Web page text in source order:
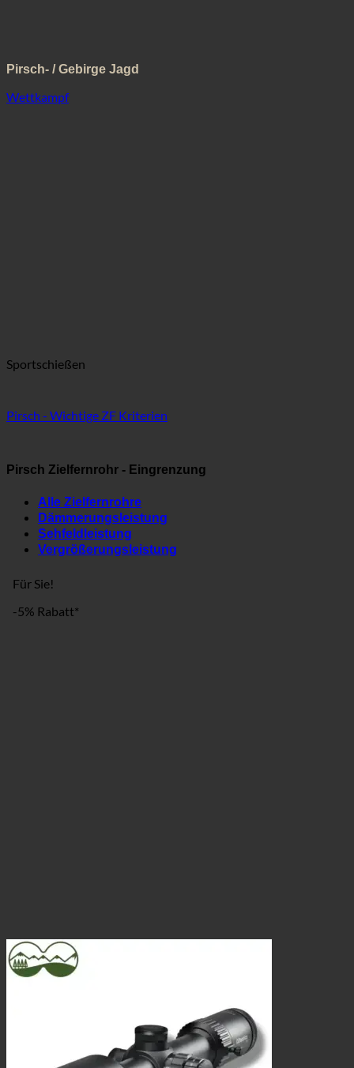
Pirsch- / Gebirge Jagd
Wettkampf
Sportschießen
Pirsch - Wichtige ZF Kriterien
Pirsch Zielfernrohr - Eingrenzung
Alle Zielfernrohre
Dämmerungsleistung
Sehfeldleistung
Vergrößerungsleistung
Für Sie!
-5% Rabatt*